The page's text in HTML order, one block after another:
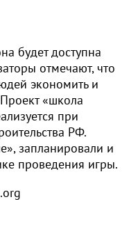
будет доступна
отмечают, что
экономить и
«школа
при
РФ.
запланировали и
проведения игры.